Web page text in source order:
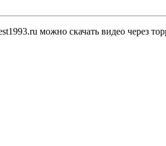
можно скачать видео через